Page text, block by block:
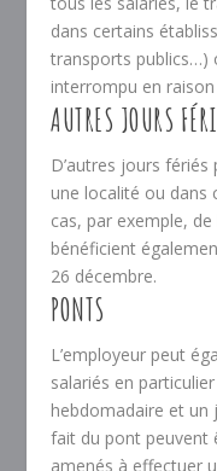
dans certains
transports publics…)
interrompu en
AUTRES JOURS
D’autres jours
une localité ou dans
cas, par exemple, de
bénéficient
26 décembre.
PONTS
L’employeur peut
salariés en
hebdomadaire et un
fait du pont peuvent
amenés à effectuer